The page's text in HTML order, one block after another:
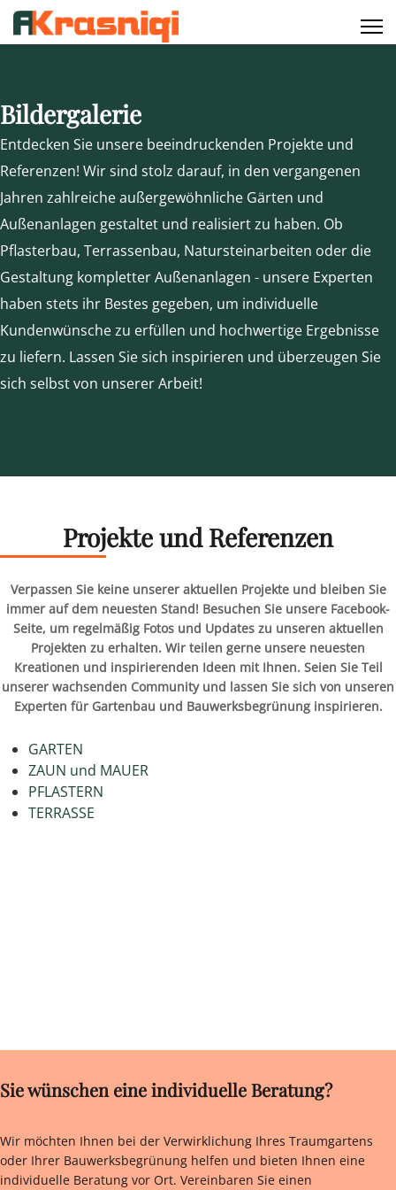
Bildergalerie
Entdecken Sie unsere beeindruckenden Projekte und
Referenzen! Wir sind stolz darauf, in den vergangenen
Jahren zahlreiche außergewöhnliche Gärten und
Außenanlagen gestaltet und realisiert zu haben. Ob
Pflasterbau, Terrassenbau, Natursteinarbeiten oder die
Gestaltung kompletter Außenanlagen - unsere Experten
haben stets ihr Bestes gegeben, um individuelle
Kundenwünsche zu erfüllen und hochwertige Ergebnisse
zu liefern. Lassen Sie sich inspirieren und überzeugen Sie
sich selbst von unserer Arbeit!
Projekte und Referenzen
Verpassen Sie keine unserer aktuellen Projekte und bleiben Sie
immer auf dem neuesten Stand! Besuchen Sie unsere Facebook-
Seite, um regelmäßig Fotos und Updates zu unseren aktuellen
Projekten zu erhalten. Wir teilen gerne unsere neuesten
Kreationen und inspirierenden Ideen mit Ihnen. Seien Sie Teil
unserer wachsenden Community und lassen Sie sich von unseren
Experten für Gartenbau und Bauwerksbegrünung inspirieren.
GARTEN
ZAUN und MAUER
PFLASTERN
TERRASSE
Sie wünschen eine individuelle Beratung?
Wir möchten Ihnen bei der Verwirklichung Ihres Traumgartens
oder Ihrer Bauwerksbegrünung helfen und bieten Ihnen eine
individuelle Beratung vor Ort. Vereinbaren Sie einen